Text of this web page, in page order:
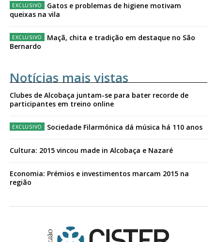
Gatos e problemas de higiene motivam
queixas na vila
Maçã, chita e tradição em destaque no São
Bernardo
Notícias mais vistas
Clubes de Alcobaça juntam-se para bater recorde de
participantes em treino online
Sociedade Filarmónica dá música há 110 anos
Cultura: 2015 vincou made in Alcobaça e Nazaré
Economia: Prémios e investimentos marcam 2015 na
região